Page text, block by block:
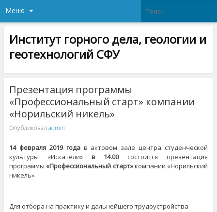
Меню
Институт горного дела, геологии и
геотехнологий СФУ
Презентация программы
«Профессиональный старт» компании
«Норильский никель»
Опубликовал admin
14 февраля 2019 годав актовом зале центра студенческой
культуры «Искатели» в 14.00состоится презентация
программы «Профессиональный старт»компании «Норильский
никель».
Для отбора на практику и дальнейшего трудоустройства